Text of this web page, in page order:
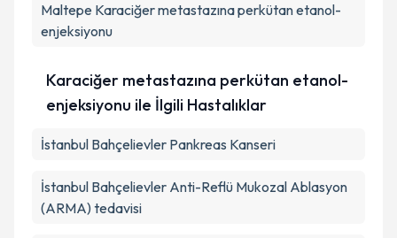
Maltepe Karaciğer metastazına perkütan etanol-
enjeksiyonu
Karaciğer metastazına perkütan etanol-
enjeksiyonu ile İlgili Hastalıklar
İstanbul Bahçelievler Pankreas Kanseri
İstanbul Bahçelievler Anti-Reflü Mukozal Ablasyon
(ARMA) tedavisi